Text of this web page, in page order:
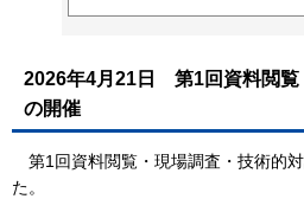
2026年4月21日 第1回資料閲
の開催
第1回資料閲覧・現場調査・技術的
た。